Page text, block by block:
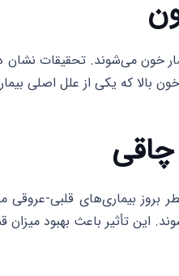
خون می‌شوند. تحقیقات نشان
بالا که یکی از علل اصلی
بروز بیماری‌های قلبی-
این تأثیر باعث بهبود